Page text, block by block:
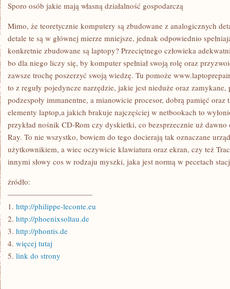
JEST
WIELE
ZAJMUJĄCYCH
SIĘ
DZIAŁAMI
JAK
GRAFIKA,
PROJEKTOWANIE
STRON
INTERNETOWYCH
Sporo osób jakie mają własną działalność gospodarczą
Mimo, że teoretycznie komputery są zbudowane z analogicznych
detale te są w głównej mierze mniejsze, jednak odpowiednio
konkretnie zbudowane są laptopy? Przeciętnego człowieka
bo dla niego liczy się, by komputer spełniał swoją rolę oraz
zawsze trochę poszerzyć swoją wiedzę. Tu pomoże
to z reguły pojedyncze narzędzie, jakie jest nieduże oraz
podzespoły immanentne, a mianowicie procesor, dobrą pamięć oraz
elementy laptop,a jakich brakuje najczęściej w netbookach to
przykład nośnik CD-Rom czy dyskietki, co bezsprzecznie uż
Ray. To nie wszystko, bowiem do tego docierają tak oznaczane
użytkownikiem, a wiec oczywicie klawiatura oraz ekran, czy też
innymi słowy cos w rodzaju myszki, jaka jest normą w pecetach
źródło:
———————————
1. http://philippe-leconte.eu
2. http://phoenixsoltau.de
3. http://phontis.de
4. więcej tutaj
5. link do strony